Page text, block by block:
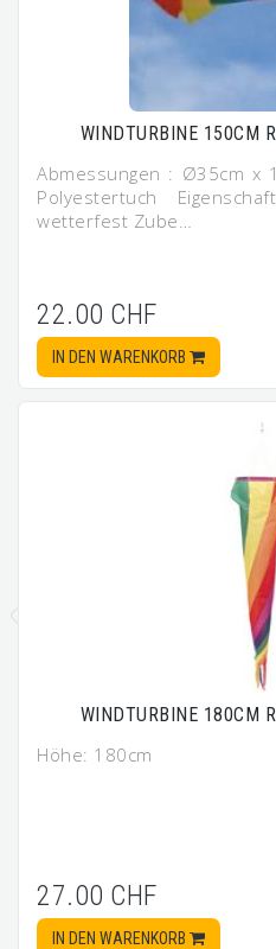
WINDTURBINE 150CM
Abmessungen : Ø35cm x
Polyestertuch
wetterfest Zube…
22.00 CHF
IN DEN WARENKORB
WINDTURBINE 180CM
Höhe: 180cm
27.00 CHF
IN DEN WARENKORB